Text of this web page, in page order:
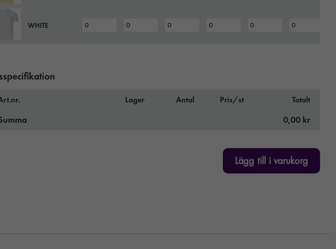
WHITE
Lager Antal Pris/st Totalt
0,00 kr
Lägg till i varukorg